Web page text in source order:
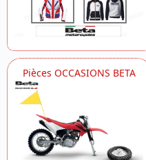
Pièces OCCASIONS BETA